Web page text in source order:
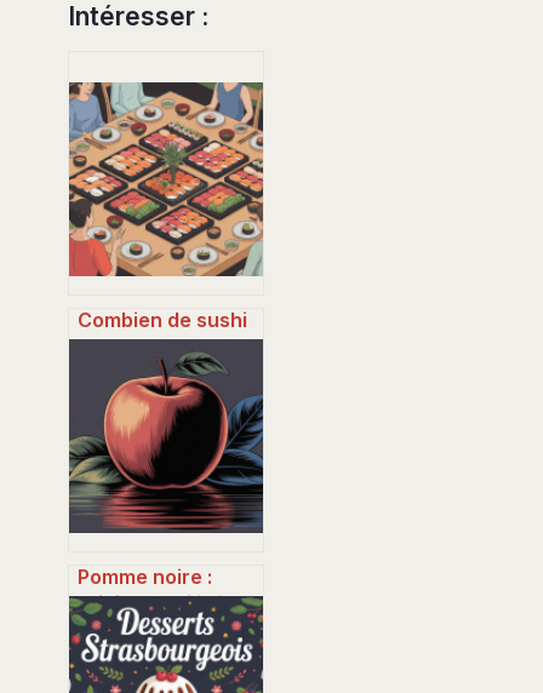
Intéresser :
Combien de sushi
par personne
prévoir : guide
simple et pratique
Pomme noire :
origine, variétés,
bienfaits et idées
d’utilisation